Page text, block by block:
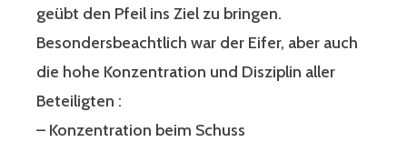
geübt den Pfeil ins Ziel zu bringen.
Besondersbeachtlich war der Eifer, aber auch
die hohe Konzentration und Disziplin aller
Beteiligten :
– Konzentration beim Schuss